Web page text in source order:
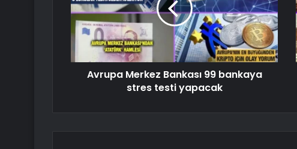
Avrupa Merkez Bankası 99 bankaya
stres testi yapacak